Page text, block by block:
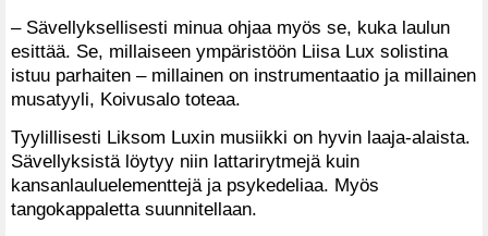
– Sävellyksellisesti minua ohjaa myös se, kuka laulun
esittää. Se, millaiseen ympäristöön Liisa Lux solistina
istuu parhaiten – millainen on instrumentaatio ja millainen
musatyyli, Koivusalo toteaa.
Tyylillisesti Liksom Luxin musiikki on hyvin laaja-alaista.
Sävellyksistä löytyy niin lattarirytmejä kuin
kansanlauluelementtejä ja psykede­liaa. Myös
tangokappaletta suunnitellaan.